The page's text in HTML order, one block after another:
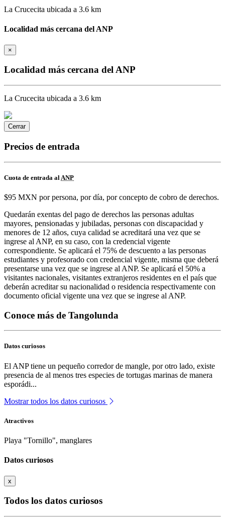
La Crucecita ubicada a 3.6 km
Localidad más cercana del ANP
×
Localidad más cercana del ANP
La Crucecita ubicada a 3.6 km
Cerrar
Precios de entrada
Cuota de entrada al ANP
$95 MXN por persona, por día, por concepto de cobro de derechos.
Quedarán exentas del pago de derechos las personas adultas
mayores, pensionadas y jubiladas, personas con discapacidad y
menores de 12 años, cuya calidad se acreditará una vez que se
ingrese al ANP, en su caso, con la credencial vigente
correspondiente. Se aplicará el 75% de descuento a las personas
estudiantes y profesorado con credencial vigente, misma que deberá
presentarse una vez que se ingrese al ANP. Se aplicará el 50% a
visitantes nacionales, visitantes extranjeros residentes en el país que
deberán acreditar su nacionalidad o residencia respectivamente con
documento oficial vigente una vez que se ingrese al ANP.
Conoce más de Tangolunda
Datos curiosos
El ANP tiene un pequeño corredor de mangle, por otro lado, existe
presencia de al menos tres especies de tortugas marinas de manera
esporádi...
Mostrar todos los datos curiosos
Atractivos
Playa "Tornillo", manglares
Datos curiosos
x
Todos los datos curiosos